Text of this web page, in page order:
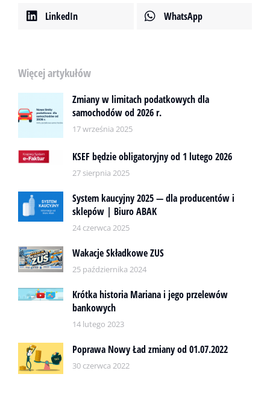
LinkedIn WhatsApp
Więcej artykułów
Zmiany w limitach podatkowych dla
samochodów od 2026 r.
17 września 2025
KSEF będzie obligatoryjny od 1 lutego 2026
27 sierpnia 2025
System kaucyjny 2025 — dla producentów i
sklepów | Biuro ABAK
24 czerwca 2025
Wakacje Składkowe ZUS
25 października 2024
Krótka historia Mariana i jego przelewów
bankowych
14 lutego 2023
Poprawa Nowy Ład zmiany od 01.07.2022
30 czerwca 2022